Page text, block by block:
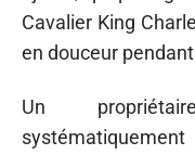
Cavalier King
en douceur
Un